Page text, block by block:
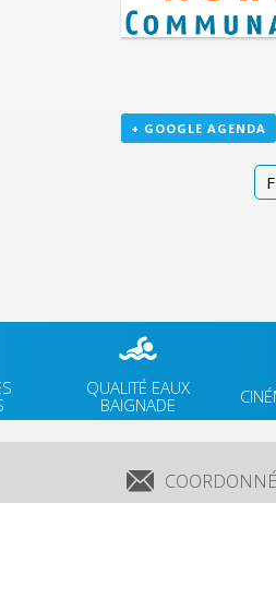
+ GOOGLE AGENDA
QUALITÉ EAUX
BAIGNADE